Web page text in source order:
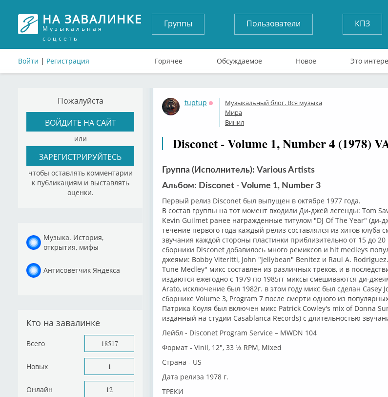
НА ЗАВАЛИНКЕ
Музыкальная
соцсеть
Войти | Регистрация
Группы Пользователи КПЗ
Горячее Обсуждаемое Новое Это
Пожалуйста
ВОЙДИТЕ НА САЙТ
или
ЗАРЕГИСТРИРУЙТЕСЬ
чтобы оставлять комментарии
к публикациям и выставлять
оценки.
Музыка. История,
открытия, мифы
Антисоветчик Яндекса
Кто на завалинке
Всего 18517
Новых 1
Онлайн 12
tuptup
Оффлайн
Музыкальный блог. Вся музыка
Мира
Винил
Disconet - Volume 1, Number 4 (1978)
Группа (Исполнитель): Various Artists
Альбом: Disconet - Volume 1, Number 3
Первый релиз Disconet был выпущен в октябре 1977 года.
В состав группы на тот момент входили Ди-джей легенды: Tom
Kevin Guilmet ранее награжденные титулом "DJ Of The Year" (ди-
течение первого года каждый релиз составлялся из хитов
звучания каждой стороны пластинки приблизительно от 15 до
сборники Disconet добавилось много ремиксов и hit medleys
джеями: Bobby Viteritti, John "Jellybean" Benitez и Raul A.
Tune Medley" микс составлен из различных треков, и в
издаются ежегодно с 1979 по 1985гг миксы смешиваются ди-
Arato, исключение был 1982г. в этом году микс был сделан Casey
сборнике Volume 3, Program 7 после смерти одного из
Патрика Коуля был включен микс Patrick Cowley's mix of Donna
изданный на студии Casablanca Records) с длительностью
Лейбл - Disconet Program Service – MWDN 104
Формат - Vinil, 12", 33 ⅓ RPM, Mixed
Страна - US
Дата релиза 1978 г.
ТРЕКИ